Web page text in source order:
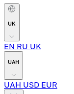
UK
EN RU UK
UAH
UAH USD EUR